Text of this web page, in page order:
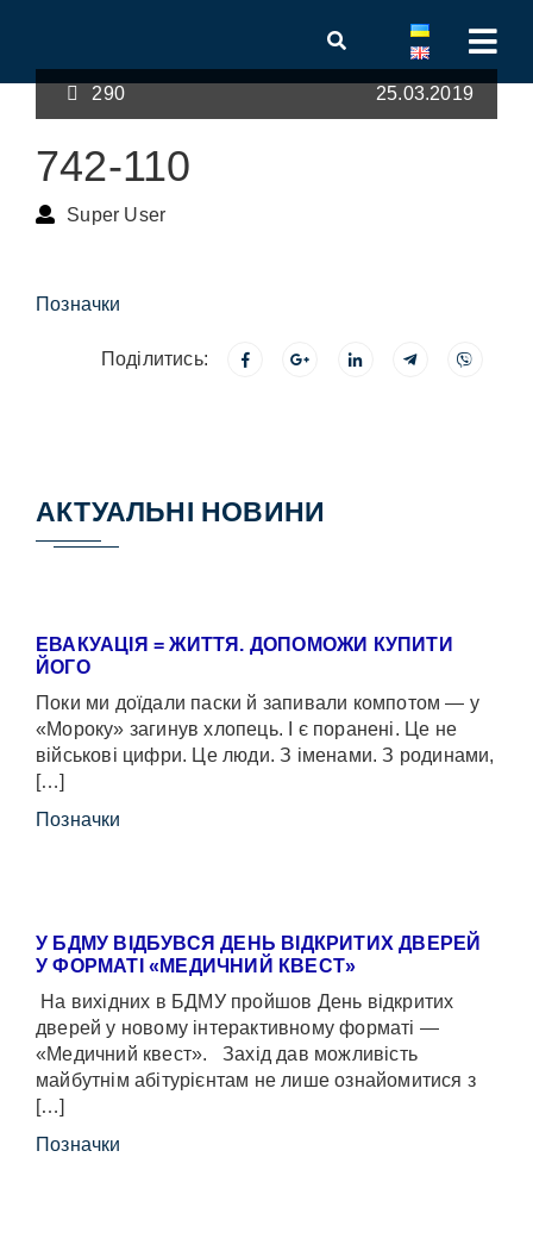
290 25.03.2019
742-110
Super User
Позначки
Поділитись:
АКТУАЛЬНІ НОВИНИ
ЕВАКУАЦІЯ = ЖИТТЯ. ДОПОМОЖИ КУПИТИ
ЙОГО
Поки ми доїдали паски й запивали компотом — у
«Мороку» загинув хлопець. І є поранені. Це не
військові цифри. Це люди. З іменами. З родинами,
[…]
Позначки
У БДМУ ВІДБУВСЯ ДЕНЬ ВІДКРИТИХ ДВЕРЕЙ
У ФОРМАТІ «МЕДИЧНИЙ КВЕСТ»
На вихідних в БДМУ пройшов День відкритих
дверей у новому інтерактивному форматі —
«Медичний квест». Захід дав можливість
майбутнім абітурієнтам не лише ознайомитися з
[…]
Позначки